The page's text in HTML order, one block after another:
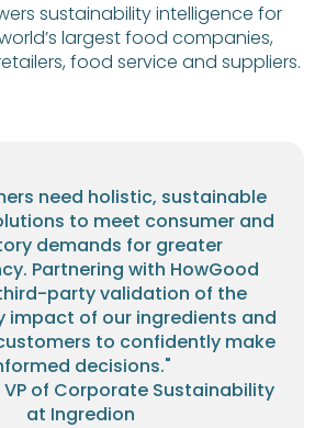
sustainability intelligence for
largest food companies,
food service and suppliers.
need holistic, sustainable
to meet consumer and
demands for greater
Partnering with HowGood
party validation of the
impact of our ingredients and
to confidently make
decisions."
VP of Corporate Sustainability
at Ingredion